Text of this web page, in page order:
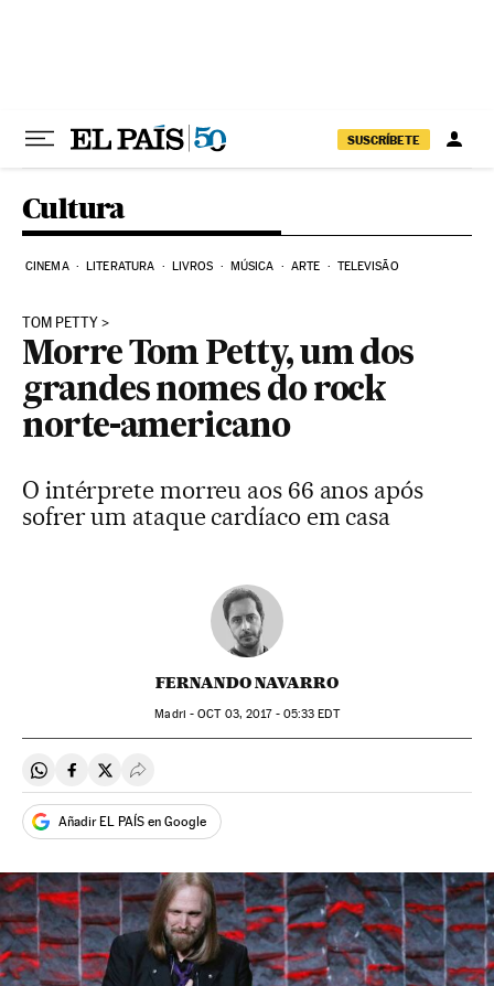
SUSCRÍBETE
Cultura
CINEMA LITERATURA LIVROS MÚSICA ARTE TELEVISÃO
TOM PETTY
Morre Tom Petty, um dos
grandes nomes do rock
norte-americano
O intérprete morreu aos 66 anos após
sofrer um ataque cardíaco em casa
FERNANDO NAVARRO
Madri -OCT03, 2017 - 05:33 EDT
Compartir en Whatsapp
Compartir en Facebook
Compartir en Twitter
Desplegar Redes Sociales
Añadir EL PAÍS en Google